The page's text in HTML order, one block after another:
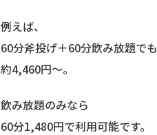
例えば、
60分斧投げ＋60分飲み放題でも
約4,460円〜。
飲み放題のみなら
60分1,480円で利用可能です。